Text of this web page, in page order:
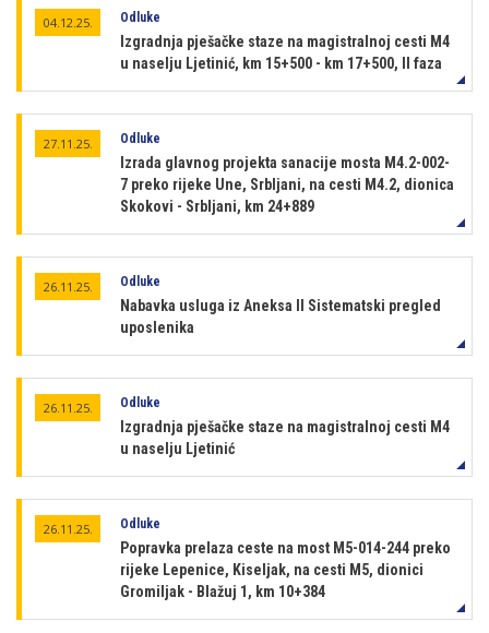
04.12.25. Odluke
Izgradnja pješačke staze na magistralnoj cesti M4
u naselju Ljetinić, km 15+500 - km 17+500, II faza
27.11.25. Odluke
Izrada glavnog projekta sanacije mosta M4.2-002-
7 preko rijeke Une, Srbljani, na cesti M4.2, dionica
Skokovi - Srbljani, km 24+889
26.11.25. Odluke
Nabavka usluga iz Aneksa II Sistematski pregled
uposlenika
26.11.25. Odluke
Izgradnja pješačke staze na magistralnoj cesti M4
u naselju Ljetinić
26.11.25. Odluke
Popravka prelaza ceste na most M5-014-244 preko
rijeke Lepenice, Kiseljak, na cesti M5, dionici
Gromiljak - Blažuj 1, km 10+384